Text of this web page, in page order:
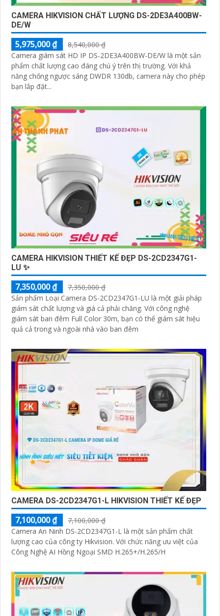
CAMERA HIKVISION CHẤT LƯỢNG DS-2DE3A400BW-
DE/W
5,975,000 ₫
8,540,000 ₫
Camera giám sát HD IP DS-2DE3A400BW-DE/W là một sản
phẩm chất lượng cao đáng chú ý trên thị trường. Với khả
năng chống ngược sáng DWDR 130db, camera này cho phép
bạn lắp đặt...
CAMERA HIKVISION THIẾT KẾ ĐẸP DS-2CD2347G1-
LU ✨
7,350,000 ₫
7,350,000 ₫
Sản phẩm Loại Camera DS-2CD2347G1-LU là một giải pháp
giám sát chất lượng và giá cả phải chăng. Với công nghệ
giám sát ban đêm Full Color 30m, bạn có thể giám sát hiệu
quả cả trong và ngoài nhà vào ban đêm
CAMERA DS-2CD2347G1-L HIKVISION THIẾT KẾ ĐẸP
7,100,000 ₫
7,100,000 ₫
Camera An Ninh DS-2CD2347G1-L là một sản phẩm chất
lượng cao của công ty Hikvision. Với chức năng ưu việt của
Công Nghệ AI Hồng Ngoại SMD H.265+/H.265/H